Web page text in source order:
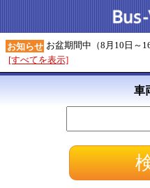
お知らせ お盆期間中（8月10日～
[すべてを表示]
車